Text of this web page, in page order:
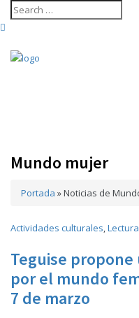
Contenido revista
actividades Agenda cultural
Ayuntamiento de San
Ayuntamiento de Tinajo
Ayuntamiento de
Lanzarote
Mundo mujer
Portada »Noticias de
Actividades culturales,Lectura
Teguise
por el mundo
7 de marzo